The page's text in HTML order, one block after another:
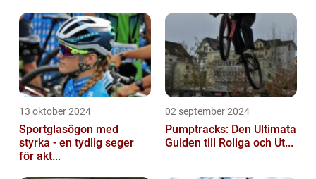
13 oktober 2024
Sportglasögon med
styrka - en tydlig seger
för akt...
02 september 2024
Pumptracks: Den Ultimata
Guiden till Roliga och Ut...